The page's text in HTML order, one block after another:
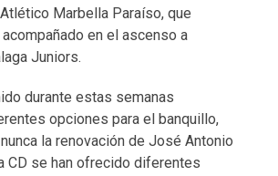
Marbella Paraíso, que
en el ascenso a
Juniors.
durante estas semanas
opciones para el banquillo,
la renovación de José Antonio
CD se han ofrecido diferentes